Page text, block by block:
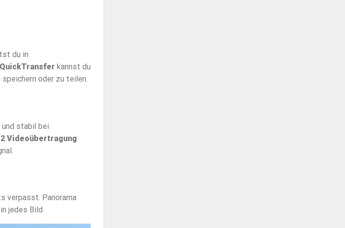
du in
QuickTransfer kannst du
oder zu teilen.
stabil bei
Videoübertragung
verpasst. Panorama
jedes Bild.